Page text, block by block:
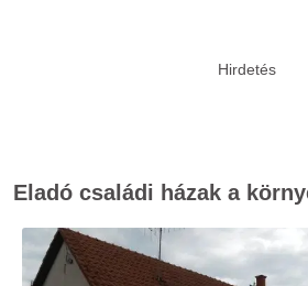
Eladó családi házak a